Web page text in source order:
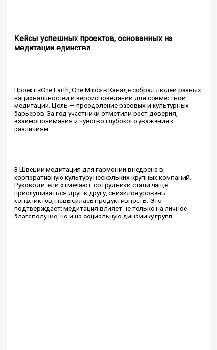
Кейсы успешных проектов, основанных на
медитации единства
Проект «One Earth, One Mind» в Канаде собрал людей разных
национальностей и вероисповеданий для совместной
медитации. Цель — преодоление расовых и культурных
барьеров. За год участники отметили рост доверия,
взаимопонимания и чувство глубокого уважения к
различиям.
В Швеции медитация для гармонии внедрена в
корпоративную культуру нескольких крупных компаний.
Руководители отмечают: сотрудники стали чаще
прислушиваться друг к другу, снизился уровень
конфликтов, повысилась продуктивность. Это
подтверждает: медитация влияет не только на личное
благополучие, но и на социальную динамику групп.